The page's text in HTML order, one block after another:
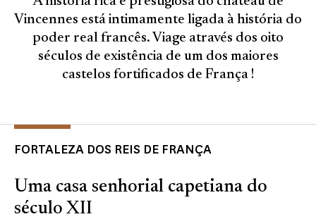
Vincennes está intimamente ligada à história do
poder real francês. Viage através dos oito
séculos de existência de um dos maiores
castelos fortificados de França !
FORTALEZA DOS REIS DE FRANÇA
Uma casa senhorial capetiana do
século XII